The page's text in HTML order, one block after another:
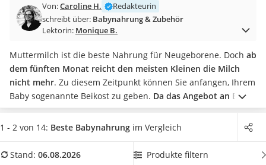
Laufrad
Kinderschubkarre
Kinderuhr
Babyphone
Treppenschutzgitter
Kindersitz ab 4 Jahren
Kinderroller 3 Räder
Ferngesteuertes Auto
Kinderfahrradhelm
Von:Caroline H.
Redakteurin
schreibt über: Babynahrung & Zubehör
Lektorin: Monique B.
Muttermilch ist die beste Nahrung für Neugeborene. Doch ab
dem fünften Monat reicht den meisten Kleinen die Milch
nicht mehr. Zu diesem Zeitpunkt können Sie anfangen, Ihrem
Baby sogenannte Beikost zu geben. Da das Angebot an Baby-
Gläschen jedoch sehr groß ist, fällt die Entscheidung schwer.
Unser Babynahrung-Vergleich kann helfen!
So können Sie den ersten Test mit einer Mahlzeit machen,
1 - 2 von 14: Beste Babynahrung im Vergleich
Stand: 06.08.2026 Produkte filtern